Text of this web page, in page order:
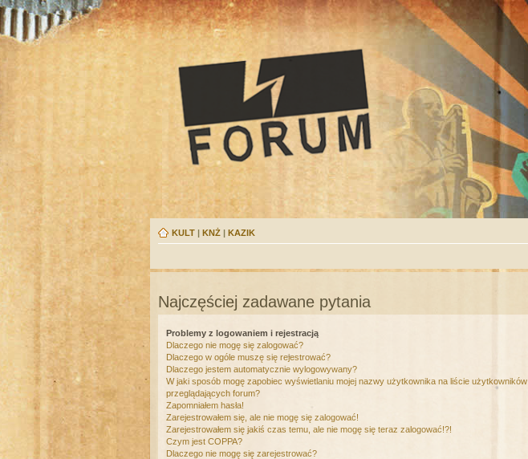
KULT | KNŻ | KAZIK
Najczęściej zadawane pytania
Problemy z logowaniem i rejestracją
Dlaczego nie mogę się zalogować?
Dlaczego w ogóle muszę się rejestrować?
Dlaczego jestem automatycznie wylogowywany?
W jaki sposób mogę zapobiec wyświetlaniu mojej nazwy użytkownika na liście użytkowników
przeglądających forum?
Zapomniałem hasła!
Zarejestrowałem się, ale nie mogę się zalogować!
Zarejestrowałem się jakiś czas temu, ale nie mogę się teraz zalogować!?!
Czym jest COPPA?
Dlaczego nie mogę się zarejestrować?